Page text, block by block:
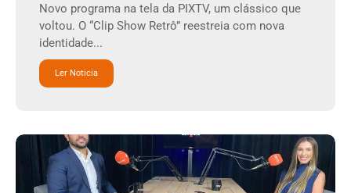
Novo programa na tela da PIXTV, um clássico que
voltou. O “Clip Show Retrô” reestreia com nova
identidade...
Ler Noticia